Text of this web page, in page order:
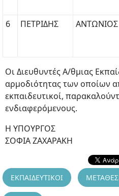
6
ΠΕΤΡΙΔΗΣ ΑΝΤΩΝΙΟΣ
Οι Διευθυντές Α/θμιας
αρμοδιότητας των οποίων
εκπαιδευτικοί,
ενδιαφερόμενους.
Η ΥΠΟΥΡΓΟΣ
ΣΟΦΙΑ ΖΑΧΑΡΑΚΗ
ΕΚΠΑΙΔΕΥΤΙΚΟΙ